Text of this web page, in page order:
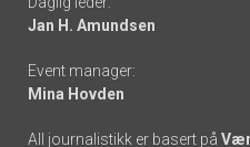
links
Jan H. Amundsen
Event manager:
Mina Hovden
All journalistikk er basert på Vær